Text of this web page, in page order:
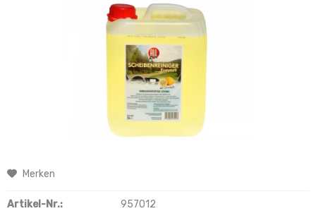
Merken
Artikel-Nr.:
957012